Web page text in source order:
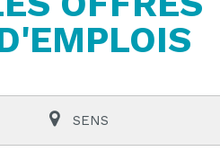
SENS